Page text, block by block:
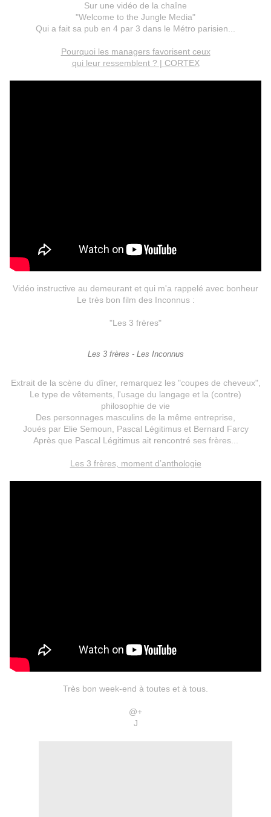
Sur une vidéo de la chaîne
"Welcome to the Jungle Media"
Qui a fait sa pub en 4 par 3 dans le Métro parisien...
Pourquoi les managers favorisent ceux
qui leur ressemblent ? | CORTEX
Vidéo instructive au demeurant et qui m'a rappelé avec bonheur
Le très bon film des Inconnus :
"Les 3 frères"
Les 3 frères - Les Inconnus
Extrait de la scène du dîner, remarquez les "coupes de cheveux",
Le type de vêtements, l'usage du langage et la (contre)
philosophie de vie
Des personnages masculins de la même entreprise,
Joués par Elie Semoun, Pascal Légitimus et Bernard Farcy
Après que Pascal Légitimus ait rencontré ses frères...
Les 3 frères, moment d’anthologie
Très bon week-end à toutes et à tous.
@+
J